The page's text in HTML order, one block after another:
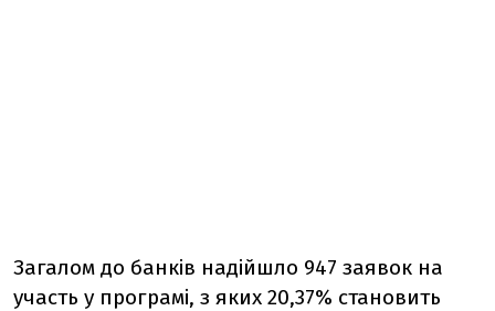
Загалом до банків надійшло 947 заявок на
участь у програмі, з яких 20,37% становить